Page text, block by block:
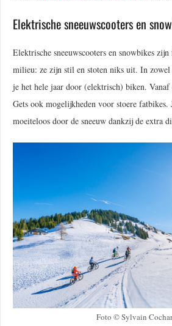
Elektrische sneeuwscooters en
Elektrische sneeuwscooters en snowbikes
milieu: ze zijn stil en stoten niks uit. In zowel
je het hele jaar door (elektrisch) biken.
Gets ook mogelijkheden voor stoere fatbikes.
moeiteloos door de sneeuw dankzij de extra
Foto © Sylvain